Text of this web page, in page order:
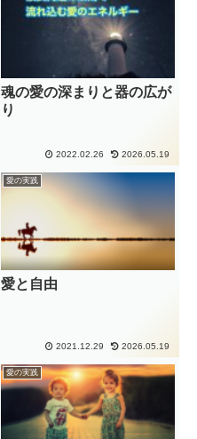
魂の愛の深まりと器の広が
り
2022.02.26 2026.05.19
愛の実践
愛と自由
2021.12.29 2026.05.19
愛の実践